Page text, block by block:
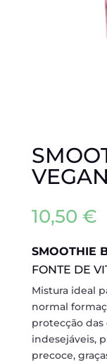
10,50 €
SMOOTHIE
FONTE DE
Mistura ideal
normal
protecção das
indesejáveis,
precoce,